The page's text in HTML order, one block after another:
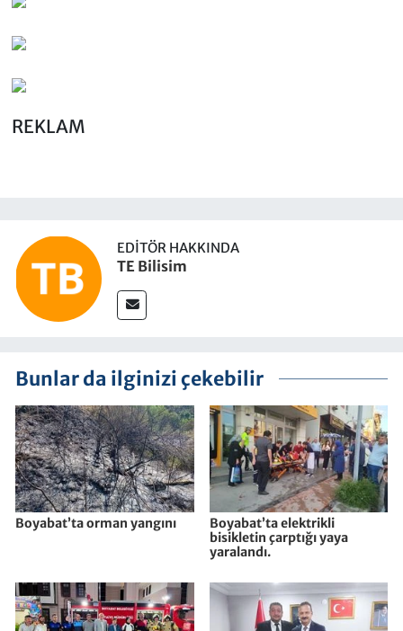
REKLAM
EDITÖR HAKKINDA
TE Bilisim
Bunlar da ilginizi çekebilir
Boyabat’ta orman yangını
Boyabat’ta elektrikli
bisikletin çarptığı yaya
yaralandı.